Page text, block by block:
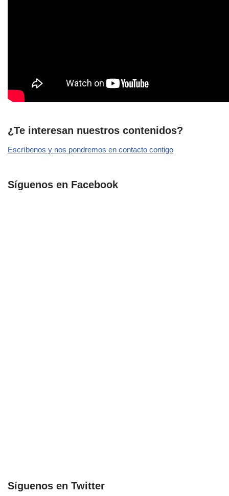
¿Te interesan nuestros contenidos?
Escríbenos y nos pondremos en contacto contigo
Síguenos en Facebook
Síguenos en Twitter